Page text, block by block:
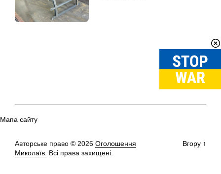
Мапа сайту
Авторське право © 2026 Оголошення
Миколаїв. Всі права захищені.
Вгору ↑